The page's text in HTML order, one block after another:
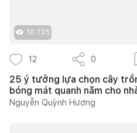
10.735
12 0
25 ý tưởng lựa chọn cây
bóng mát quanh năm cho
Nguyễn Quỳnh Hương